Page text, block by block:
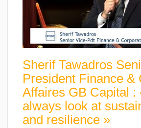
Sherif Tawadros
President Finance &
Affaires GB Capital :
always look at
and resilience »